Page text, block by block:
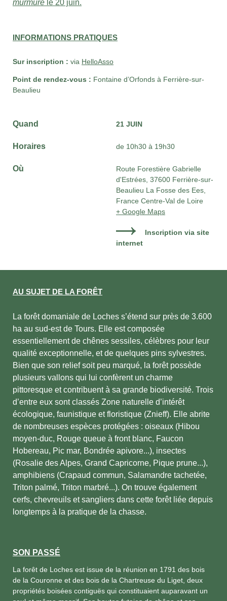
murmure le 20 juin.
INFORMATIONS PRATIQUES
Sur inscription : via HelloAsso
Point de rendez-vous : Fontaine d’Orfonds à Ferrière-sur-
Beaulieu
Quand 21 JUIN
Horaires de 10h30 à 19h30
Où
Route Forestière Gabrielle
d'Estrées, 37600 Ferrière-sur-
Beaulieu La Fosse des Ees,
France Centre-Val de Loire
+ Google Maps
Inscription via site
internet
AU SUJET DE LA FORÊT
La forêt domaniale de Loches s’étend sur près de 3.600
ha au sud-est de Tours. Elle est composée
essentiellement de chênes sessiles, célèbres pour leur
qualité exceptionnelle, et de quelques pins sylvestres.
Bien que son relief soit peu marqué, la forêt possède
plusieurs vallons qui lui confèrent un charme
pittoresque et contribuent à sa grande biodiversité. Trois
d’entre eux sont classés Zone naturelle d’intérêt
écologique, faunistique et floristique (Znieff). Elle abrite
de nombreuses espèces protégées : oiseaux (Hibou
moyen-duc, Rouge queue à front blanc, Faucon
Hobereau, Pic mar, Bondrée apivore...), insectes
(Rosalie des Alpes, Grand Capricorne, Pique prune...),
amphibiens (Crapaud commun, Salamandre tachetée,
Triton palmé, Triton marbré...). On trouve également
cerfs, chevreuils et sangliers dans cette forêt liée depuis
longtemps à la pratique de la chasse.
SON PASSÉ
La forêt de Loches est issue de la réunion en 1791 des bois
de la Couronne et des bois de la Chartreuse du Liget, deux
propriétés boisées contiguës qui constituaient auparavant un